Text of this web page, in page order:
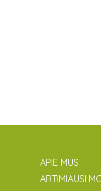
APIE MUS
ARTIMIAUSI